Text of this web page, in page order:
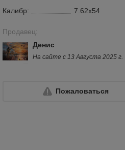
Калибр:
7.62х54
Продавец:
Денис
На сайте с 13 Августа 2025 г.
Пожаловаться